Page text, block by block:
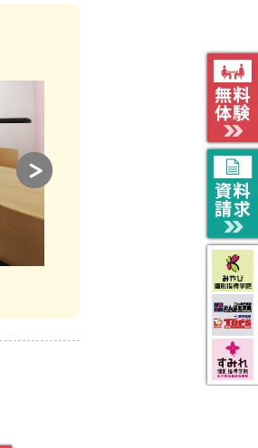
授業スペース